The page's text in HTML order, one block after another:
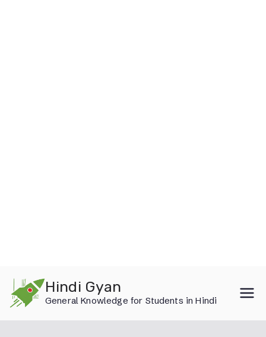
content
Hindi Gyan
General Knowledge for Students in Hindi